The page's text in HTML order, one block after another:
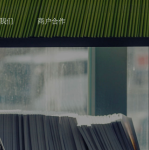
们 商户合作